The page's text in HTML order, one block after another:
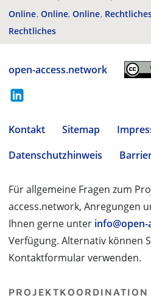
Online Online Online
Rechtliches
open-access.network
Kontakt Sitemap
Datenschutzhinweis
Für allgemeine Fragen zum
access.network, Anregungen
Ihnen gerne unter
Verfügung. Alternativ können
Kontaktformular verwenden.
PROJEKTKOORDINATION